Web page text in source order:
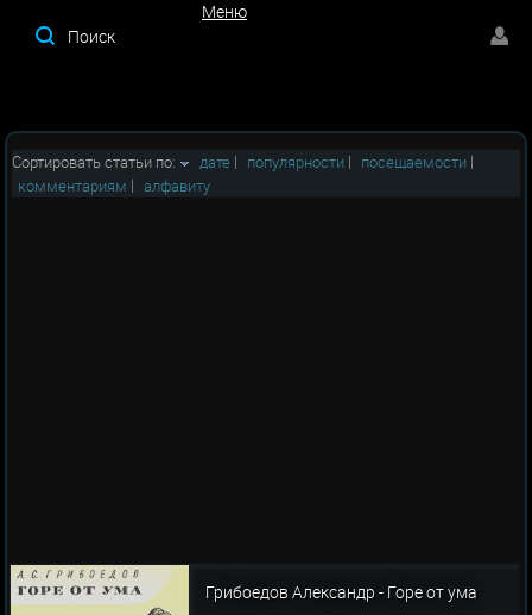
Меню
Сортировать статьи по: дате | популярности | посещаемости |
комментариям | алфавиту
Грибоедов Александр - Горе от ума